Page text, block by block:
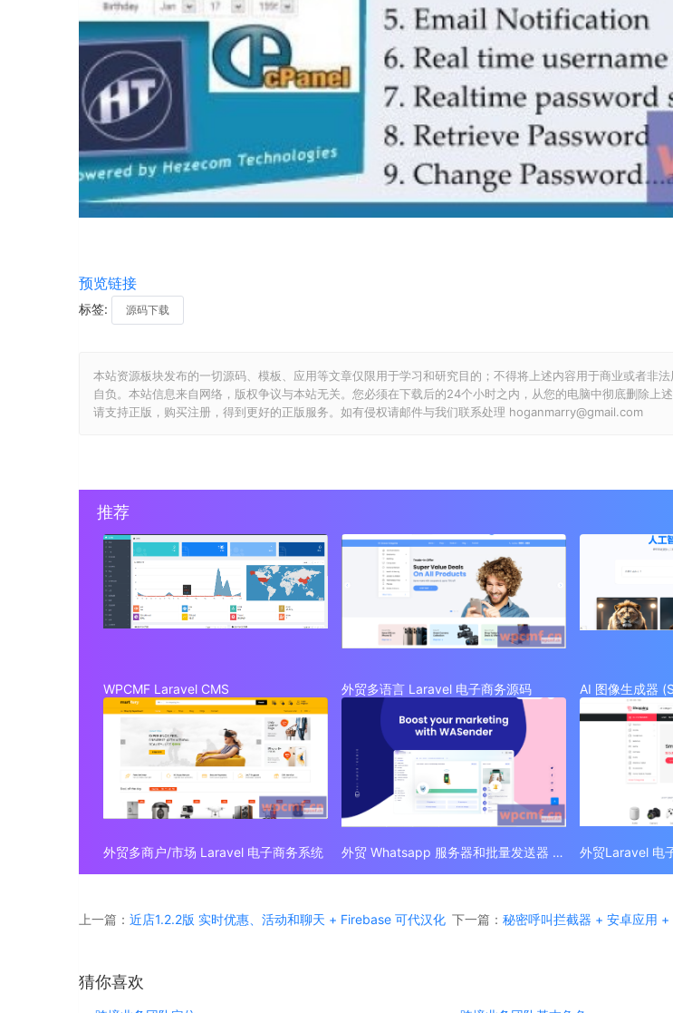
预览链接
标签: 源码下载
本站资源板块发布的一切源码、模板、应用等文章仅限用于学习和研究目的；不得将上述内容用于商业或者非
自负。本站信息来自网络，版权争议与本站无关。您必须在下载后的24个小时之内，从您的电脑中彻底删除上
请支持正版，购买注册，得到更好的正版服务。如有侵权请邮件与我们联系处理 hoganmarry@gmail.com
推荐
WPCMF Laravel CMS 外贸多语言 Laravel 电子商务源码 AI 图像生成器
外贸多商户/市场 Laravel 电子商务系统 外贸 Whatsapp 服务器和批量发送器 (SAAS) 外贸Laravel 电
上一篇： 近店1.2.2版 实时优惠、活动和聊天 + Firebase 可代汉化 下一篇： 秘密呼叫拦截器 + 安卓应用
猜你喜欢